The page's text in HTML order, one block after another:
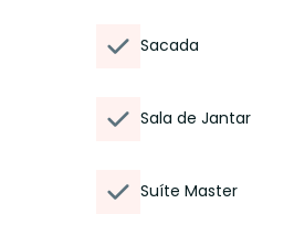
Sacada
Sala de Jantar
Suíte Master